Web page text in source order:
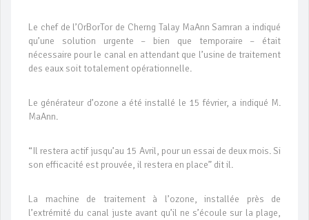
Le chef de l’OrBorTor de Cherng Talay MaAnn Samran a indiqué
qu’une solution urgente – bien que temporaire – était
nécessaire pour le canal en attendant que l’usine de traitement
des eaux soit totalement opérationnelle.
Le générateur d’ozone a été installé le 15 février, a indiqué M.
MaAnn.
“Il restera actif jusqu’au 15 Avril, pour un essai de deux mois. Si
son efficacité est prouvée, il restera en place” dit il.
La machine de traitement à l’ozone, installée près de
l’extrémité du canal juste avant qu’il ne s’écoule sur la plage,